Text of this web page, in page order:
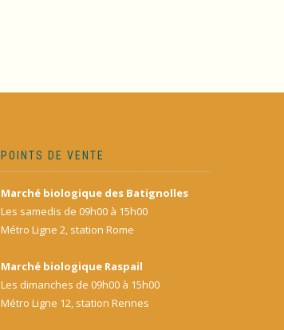
POINTS DE VENTE
Marché biologique des Batignolles
Les samedis de 09h00 à 15h00
Métro Ligne 2, station Rome
Marché biologique Raspail
Les dimanches de 09h00 à 15h00
Métro Ligne 12, station Rennes